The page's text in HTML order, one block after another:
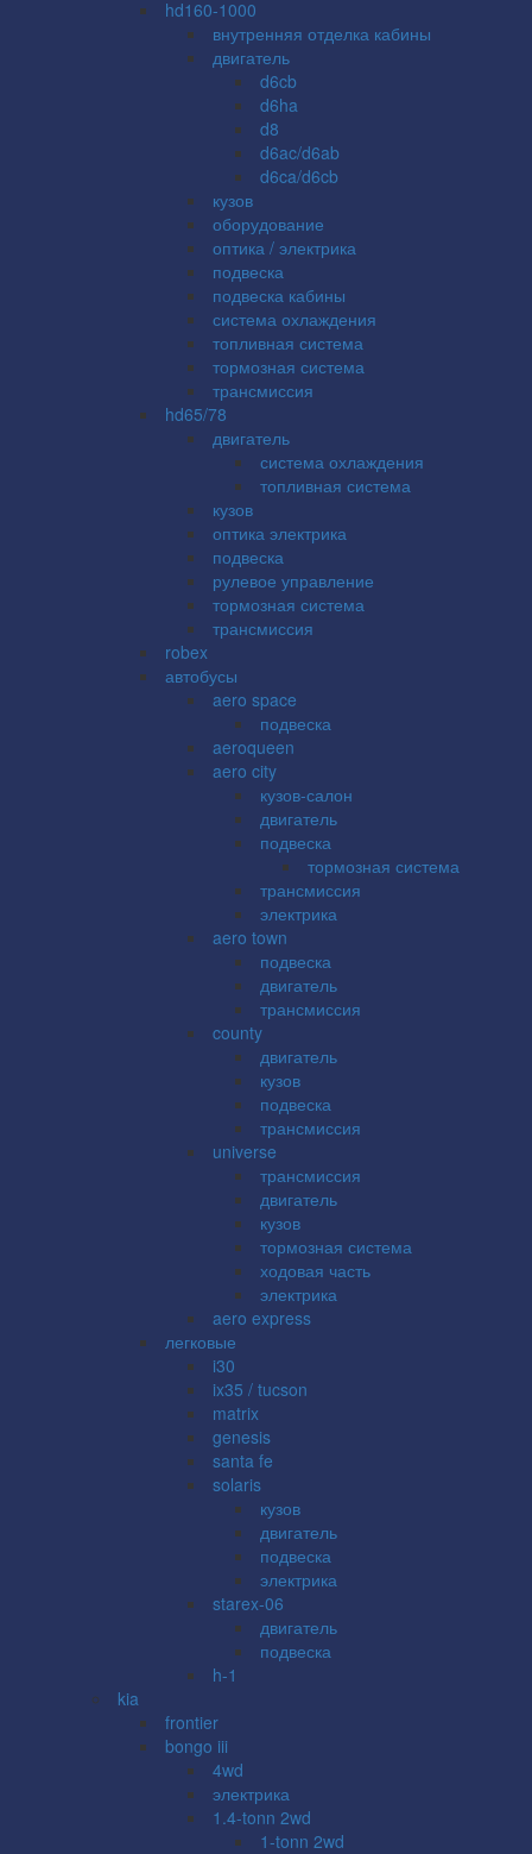
hd160-1000
внутренняя отделка кабины
двигатель
d6cb
d6ha
d8
d6ac/d6ab
d6ca/d6cb
кузов
оборудование
оптика / электрика
подвеска
подвеска кабины
система охлаждения
топливная система
тормозная система
трансмиссия
hd65/78
двигатель
система охлаждения
топливная система
кузов
оптика электрика
подвеска
рулевое управление
тормозная система
трансмиссия
robex
автобусы
aero space
подвеска
aeroqueen
aero city
кузов-салон
двигатель
подвеска
тормозная система
трансмиссия
электрика
aero town
подвеска
двигатель
трансмиссия
county
двигатель
кузов
подвеска
трансмиссия
universe
трансмиссия
двигатель
кузов
тормозная система
ходовая часть
электрика
aero express
легковые
i30
ix35 / tucson
matrix
genesis
santa fe
solaris
кузов
двигатель
подвеска
электрика
starex-06
двигатель
подвеска
h-1
kia
frontier
bongo iii
4wd
электрика
1.4-tonn 2wd
1-tonn 2wd